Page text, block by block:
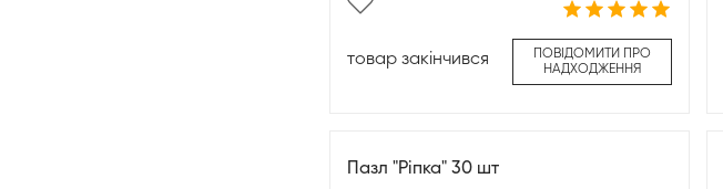
товар закінчився
ПОВІДОМИТИ ПРО
НАДХОДЖЕННЯ
Пазл "Ріпка" 30 шт